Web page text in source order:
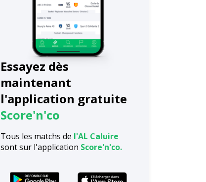
Essayez dès
maintenant
l'application gratuite
Score'n'co
Tous les matchs de l'AL Caluire
sont sur l'application Score'n'co.